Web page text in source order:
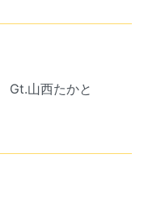
Gt.山西たかと